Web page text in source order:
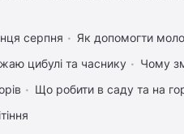
серпня Як допомогти
цибулі та часнику
Чому
Що робити в саду та на